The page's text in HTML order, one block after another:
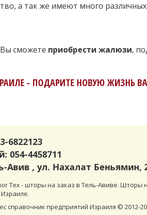
а так же имеют много
Вы сможете приобрести жалюзи,
- ПОДАРИТЕ НОВУЮ ЖИЗНЬ
6822123
054-4458711
Авив , ул. Нахалат Беньямин,
Tex - шторы на заказ в Тель-Авиве.
справочник предприятий Израиля © 2012-